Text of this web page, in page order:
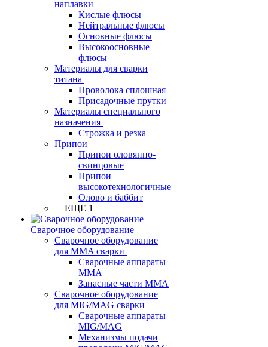
наплавки
Кислые флюсы
Нейтральные флюсы
Основные флюсы
Высокоосновные
флюсы
Материалы для сварки
титана
Проволока сплошная
Присадочные прутки
Материалы специального
назначения
Строжка и резка
Припои
Припои оловянно-
свинцовые
Припои
высокотехнологичные
Олово и баббит
+ ЕЩЕ 1
Сварочное оборудование
Сварочное оборудование
для MMA сварки
Сварочные аппараты
MMA
Запасные части MMA
Сварочное оборудование
для MIG/MAG сварки
Сварочные аппараты
MIG/MAG
Механизмы подачи